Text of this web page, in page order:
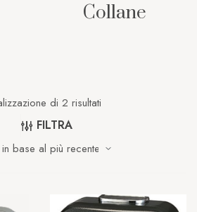
Collane
di 2 risultati
FILTRA